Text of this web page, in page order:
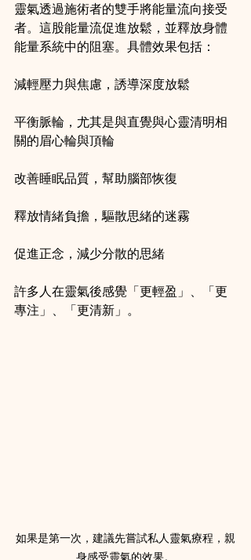
靈氣透過施術者的雙手將能量流向接受
者。這股能量流促進放鬆，並釋放身體
能量系統中的阻塞。具體效果包括：
減輕壓力與焦慮，誘導深度放鬆
平衡脈輪，尤其是與直覺與心靈清明相
關的眉心輪與頂輪
改善睡眠品質，幫助腦部恢復
釋放情緒負擔，驅散思緒的迷霧
促進正念，減少分散的思緒
許多人在靈氣後感覺「更輕盈」、「更
專注」、「更清新」。
如果是第一次，建議先嘗試私人靈氣療程，親
身感受靈氣的效果。